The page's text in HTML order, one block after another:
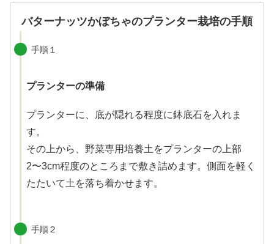
バターナッツかぼちゃのプランター栽培の手順
手順１
プランターの準備
プランターに、底が隠れる程度に鉢底石を入れま
す。
その上から、野菜専用培養土をプランターの上部
2〜3cm程度のところまで敷き詰めます。側面を軽く
たたいて土を落ち着かせます。
手順２